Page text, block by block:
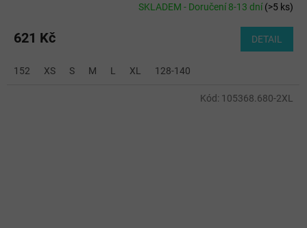
SKLADEM - Doručení 8-13 dní(>5 ks)
621 Kč DETAIL
152 XS S M L XL 128-140
Kód: 105368.680-2XL